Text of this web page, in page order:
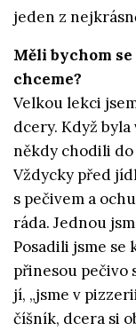
jeden z
Měli bychom
chceme?
Velkou lekci
dcery. Když
někdy chodili
Vždycky před
s pečivem a
ráda. Jednou
Posadili jsme se
přinesou pečivo
jí, „jsme v
číšník, dcera si